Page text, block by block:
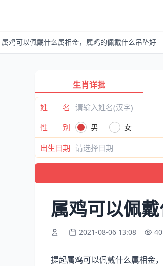
属鸡可以佩戴什么属相金，属鸡的佩戴什么吊坠好
生肖详批
姓 名
性 别
男
女
出生日期
属鸡可以佩
2021-08-06 13:08
提起属鸡可以佩戴什么属相金